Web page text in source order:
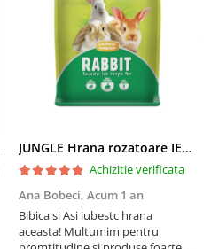
JUNGLE Hrana rozatoare IEPURI 500g
Achizitie verificata
Ana Bobeci, Acum 1 an
Bibica si Asi iubestc hrana
aceasta! Multumim pentru